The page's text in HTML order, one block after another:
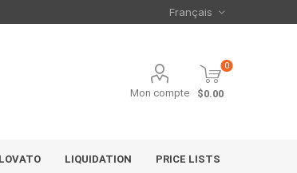
Mon compte
0
$0.00
LIQUIDATION PRICE LISTS